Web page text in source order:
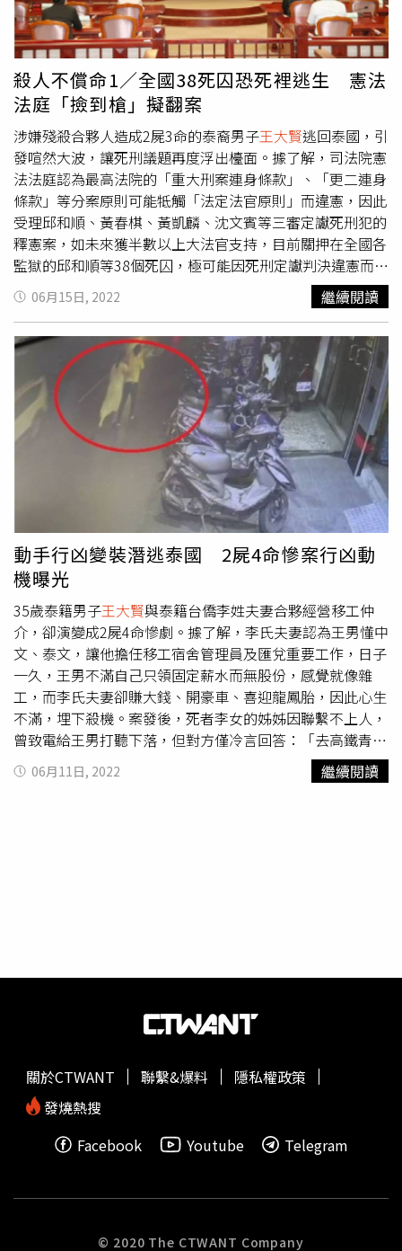
殺人不償命1／全國38死囚恐死裡逃生 憲法
法庭「撿到槍」擬翻案
涉嫌殘殺合夥人造成2屍3命的泰裔男子王大賢逃回泰國，引
發喧然大波，讓死刑議題再度浮出檯面。據了解，司法院憲
法法庭認為最高法院的「重大刑案連身條款」、「更二連身
條款」等分案原則可能牴觸「法定法官原則」而違憲，因此
受理邱和順、黃春棋、黃凱麟、沈文賓等三審定讞死刑犯的
釋憲案，如未來獲半數以上大法官支持，目前關押在全國各
監獄的邱和順等38個死囚，極可能因死刑定讞判決違憲而獲
得翻案，引起國人關注和被害家屬極大恐慌！由於台灣社會
超過8成以上民眾反對廢除死刑，加上年底將進行縣市長大
選，司法院憲法法庭如果「不體貼」執政當局，驟然替38個
死囚翻案，極可能對執政的民進黨選情造成不利影響，不少
法界人士判斷，在多數大法官為民進黨總統蔡英文提名任命
的憲法法庭，應不至於在選前搬石頭砸執政黨的腳，最多只
會開庭測風向，一般預料縣市長選舉後，憲法法庭可能就要
對死囚釋憲案攤牌。內湖4歲女童小燈泡當街遭殘殺引發
「反廢死」浪潮，民眾上街抗議婦幼安全問題。（圖／報系
資料照）所謂「重大刑案連身條款」、「更二連身條款」等
最高法院分案原則，是司法院為讓案件早日確定，因此在
1987年陸續函令最高法院，要求針對死刑、無期徒刑等重
大刑案，以及案件經二次以上發回更審，再上訴最高法院，
須由同一法官審理，除非法官調動或退休才能換人，避免案
件一再發回，影響當事人權益，不料這2個分案原則竟成為
憲法法庭替死囚翻案的「破口」。有法界人士指出，「重大
刑案連身條款」、「更二連身條款」將案件重複分給同一法
官，牴觸案件不能指定分給特定法官的「法定法官原則」，
如果以此推翻最高法院已判決確定的38個死囚案，看似冠冕
堂皇，不過在被不少民眾認為朝實質廢死邁進的憲法法庭和
執政黨眼中，彷彿在路上「撿到槍」，讓憲法法庭和執政黨
口口聲聲強調的「憲法意識」和「人權立國」，可能成為殺
人免償命的通關密碼。最高法院不願廢除「重大刑案連身條
款」，憲法法庭如縱放38個死囚須自負後果。（圖／報系資
全國人民檢驗。
06月15日, 2022 繼續閱讀
動手行凶變裝潛逃泰國 2屍4命慘案行凶動
機曝光
35歲泰籍男子王大賢與泰籍台僑李姓夫妻合夥經營移工仲
介，卻演變成2屍4命慘劇。據了解，李氏夫妻認為王男懂中
文、泰文，讓他擔任移工宿舍管理員及匯兌重要工作，日子
一久，王男不滿自己只領固定薪水而無股份，感覺就像雜
工，而李氏夫妻卻賺大錢、開豪車、喜迎龍鳳胎，因此心生
不滿，埋下殺機。案發後，死者李女的姊姊因聯繫不上人，
曾致電給王男打聽下落，但對方僅冷言回答：「去高鐵青埔
站找」，李女姊姊聽後驚覺情況不對，立刻到青埔派出所報
案。警方循線追查，發現白色BMW轎車停在高鐵鄰近一處
擊暈後再痛下殺手。檢警相驗，2人頭骨幾乎碎裂，死狀悽
鐵桃園站旁停車場隨機棄屍，經過變裝後帶著行李前往桃園
國際機場，搭乘班機潛逃回泰國。
06月11日, 2022 繼續閱讀
關於CTWANT 聯繫&爆料
隱私權政策
發燒熱搜
Facebook
Youtube Telegram
© 2020 The CTWANT Company